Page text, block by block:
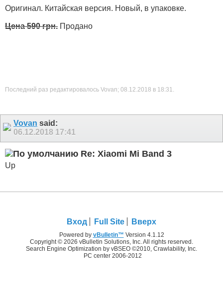
Оригинал. Китайская версия. Новый, в упаковке.
Цена 590 грн. Продано
Последний раз редактировалось Vovan; 08.12.2018 в 18:31.
Vovan said:
06.12.2018 17:41
Re: Xiaomi Mi Band 3
Up
Вход Full Site Вверх
Powered by vBulletin™ Version 4.1.12
Copyright © 2026 vBulletin Solutions, Inc. All rights reserved.
Search Engine Optimization by vBSEO ©2010, Crawlability, Inc.
PC center 2006-2012